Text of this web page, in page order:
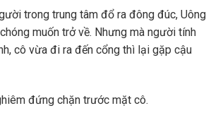
trong trung tâm đổ ra đông đúc, Uông
muốn trở về. Nhưng mà người tính
cô vừa đi ra đến cổng thì lại gặp cậu
đứng chặn trước mặt cô.